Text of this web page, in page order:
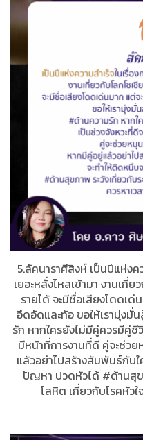
5.ลัคนาราศีสิงห์ เป็นปีแห่งค
เยอะหลั่งไหลเข้ามา งานเกี่
รายได้ จะมีชื่อเสียงโดดเด่
อึดอัดและท้อ ขอให้เรามุ่งมั่
รัก หากใครยังไม่มีคู่ควรมีคู่ชี
มีหน้าที่การงานที่ดี คู่จะช่วย
แล้วอย่าไปสร้างสัมพันธ์กับใ
ปัญหา ปวดหัวได้ #ด้านสุข
โลหิต เกี่ยวกับโรคหัว